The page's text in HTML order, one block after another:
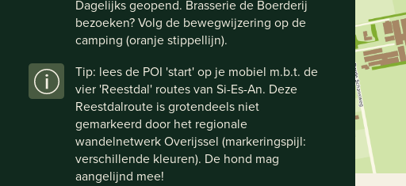
Dagelijks geopend. Brasserie de Boerderij
bezoeken? Volg de bewegwijzering op de
camping (oranje stippellijn).
Tip: lees de POI 'start' op je mobiel m.b.t. de
vier 'Reestdal' routes van Si-Es-An. Deze
Reestdalroute is grotendeels niet
gemarkeerd door het regionale
wandelnetwerk Overijssel (markeringspijl:
verschillende kleuren). De hond mag
aangelijnd mee!